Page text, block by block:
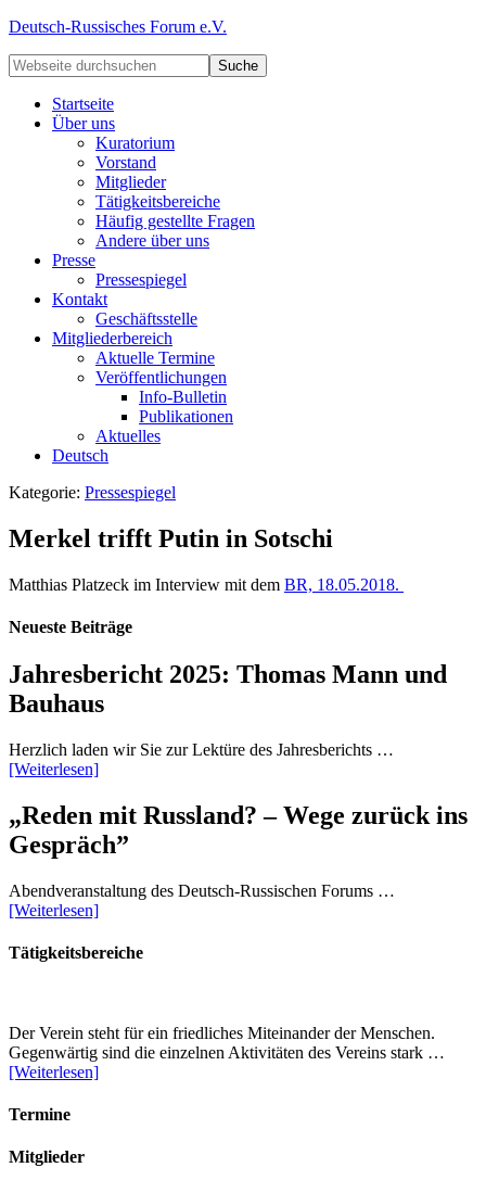
Deutsch-Russisches Forum e.V.
Startseite
Über uns
Kuratorium
Vorstand
Mitglieder
Tätigkeitsbereiche
Häufig gestellte Fragen
Andere über uns
Presse
Pressespiegel
Kontakt
Geschäftsstelle
Mitgliederbereich
Aktuelle Termine
Veröffentlichungen
Info-Bulletin
Publikationen
Aktuelles
Deutsch
Kategorie: Pressespiegel
Merkel trifft Putin in Sotschi
Matthias Platzeck im Interview mit dem BR, 18.05.2018.
Neueste Beiträge
Jahresbericht 2025: Thomas Mann und
Bauhaus
Herzlich laden wir Sie zur Lektüre des Jahresberichts …
[Weiterlesen]
„Reden mit Russland? – Wege zurück ins
Gespräch”
Abendveranstaltung des Deutsch-Russischen Forums …
[Weiterlesen]
Tätigkeitsbereiche
Der Verein steht für ein friedliches Miteinander der Menschen.
Gegenwärtig sind die einzelnen Aktivitäten des Vereins stark …
[Weiterlesen]
Termine
Mitglieder